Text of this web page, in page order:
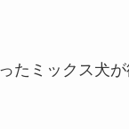
たミックス犬